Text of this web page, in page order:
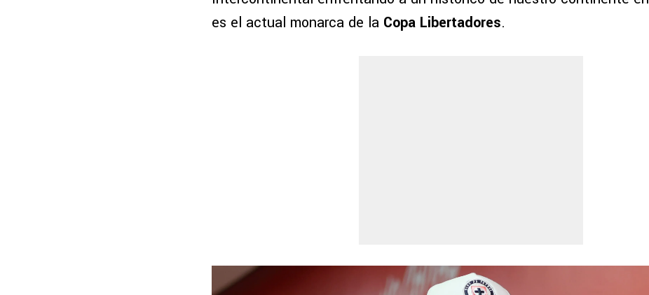
es el actual monarca de la Copa Libertadores.